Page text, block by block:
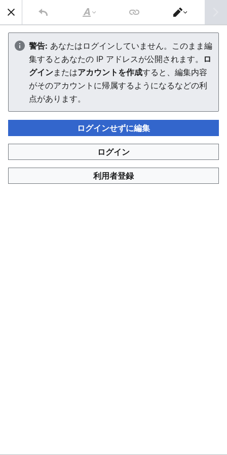
AVTuber Wiki
秘琴もゆる
エディターを読み込んでいます。このメッセージが引き続
き表示される場合、 ページを再読み込み してください。
AVTuber Wiki
このページは 1,743 回閲覧されました。
文
字
の
修
飾
エ
デ
ィ
タ
ー
を
切
り
替
警告: あなたはログインしていません。このまま編
集するとあなたの IP アドレスが公開されます。
ロ
グインまたはアカウントを作成すると、編集内容
がそのアカウントに帰属するようになるなどの利
点があります。
ログインせずに編集
ログイン
利用者登録